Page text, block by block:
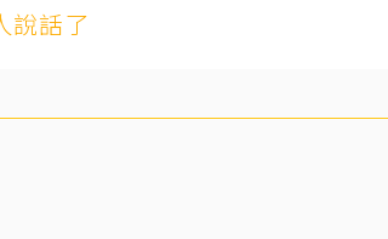
說話了